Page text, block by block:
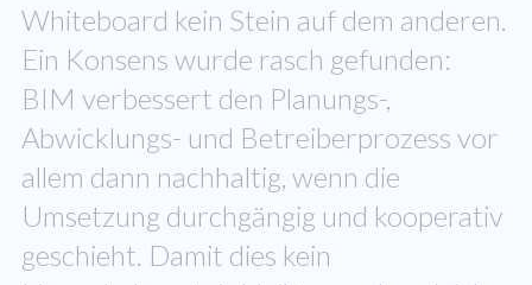
Whiteboard kein Stein auf dem anderen.
Ein Konsens wurde rasch gefunden:
BIM verbessert den Planungs-,
Abwicklungs- und Betreiberprozess vor
allem dann nachhaltig, wenn die
Umsetzung durchgängig und kooperativ
geschieht. Damit dies kein